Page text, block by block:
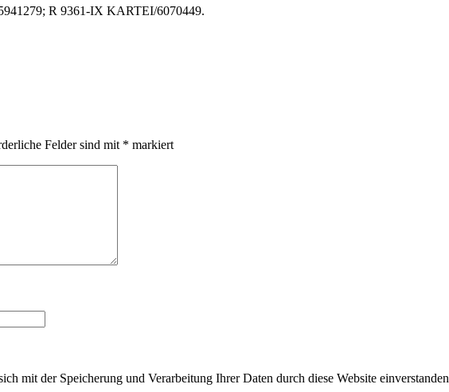
R 9361-IX KARTEI/6070449.
Felder sind mit * markiert
mit der Speicherung und Verarbeitung Ihrer Daten durch diese Website einverstanden